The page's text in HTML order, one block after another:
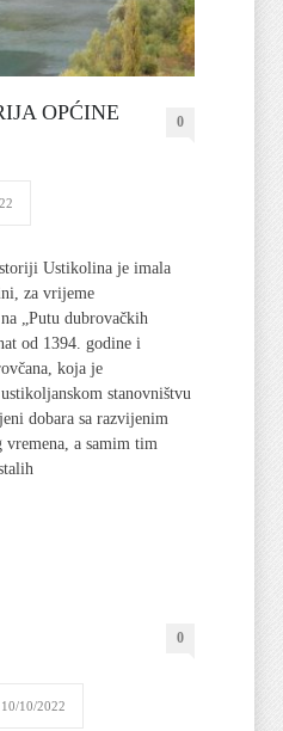
OPĆINE
0
Ustikolina je imala
za vrijeme
„Putu dubrovačkih
od 1394. godine i
koja je
stanovništvu
dobara sa razvijenim
a samim tim
0
10/10/2022